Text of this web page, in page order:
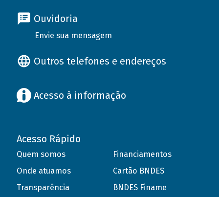
Ouvidoria
Envie sua mensagem
Outros telefones e endereços
Acesso à informação
Acesso Rápido
Quem somos
Onde atuamos
Transparência
Financiamentos
Cartão BNDES
BNDES Finame